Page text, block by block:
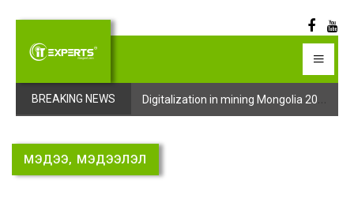
BREAKING NEWS
Digitalization in mining Mongolia 2025 арга хэмжээний бүртгэл эхэллээ Digitalization in mining Mongolia 2025 арга хэмжээний бүртгэл эхэллээ
МЭДЭЭ, МЭДЭЭЛЭЛ